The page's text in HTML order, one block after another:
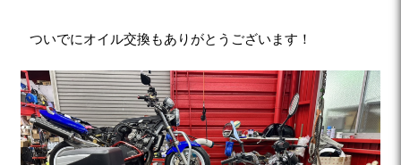
ついでにオイル交換もありがとうございます！